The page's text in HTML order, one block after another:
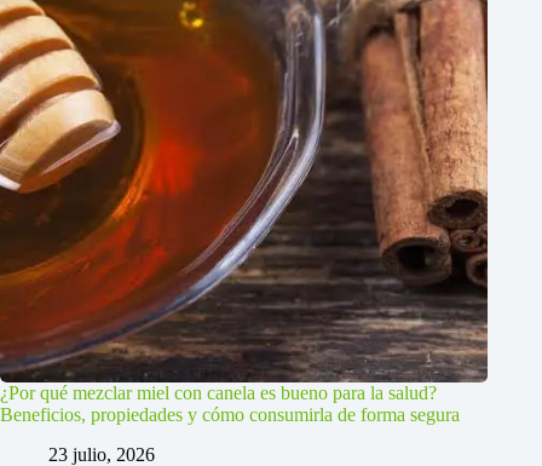
¿Por qué mezclar miel con canela es bueno para la salud?
Beneficios, propiedades y cómo consumirla de forma segura
23 julio, 2026